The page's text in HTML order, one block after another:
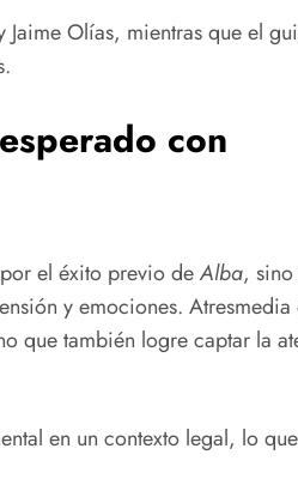
Olías, mientras que el
con
el éxito previo deAlba,
y emociones. Atresmedia
que también logre captar la
en un contexto legal, lo